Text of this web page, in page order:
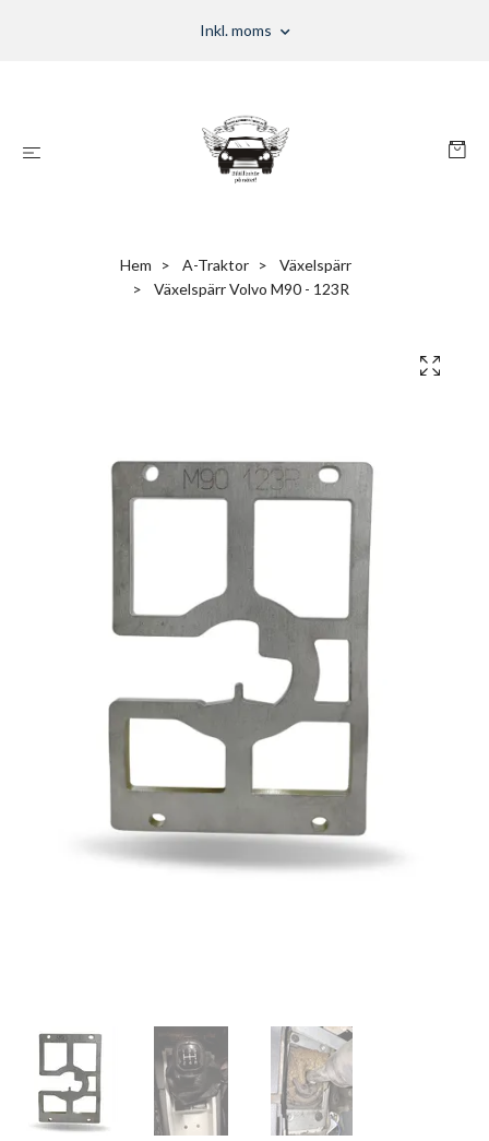
Inkl. moms
Hem A-Traktor
Växelspärr
Växelspärr Volvo M90 - 123R